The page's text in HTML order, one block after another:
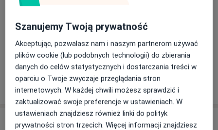
180 zł Szczegóły
+ 2 usługi
W jaki sposób ustalane są ceny?
Adresy (2)
Szanujemy Twoją prywatność
Akceptując, pozwalasz nam i naszym partnerom używać
plików cookie (lub podobnych technologii) do zbierania
danych do celów statystycznych i dostarczania treści w
oparciu o Twoje zwyczaje przeglądania stron
internetowych. W każdej chwili możesz sprawdzić i
zaktualizować swoje preferencje w ustawieniach. W
ustawieniach znajdziesz również linki do polityk
prywatności stron trzecich. Więcej informacji znajdziesz